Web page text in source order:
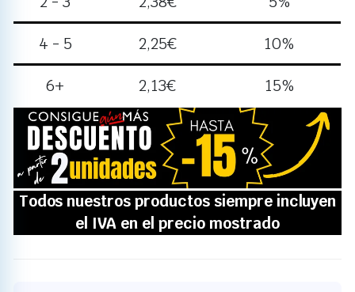
4 - 5 2,25€ 10%
6+ 2,13€ 15%